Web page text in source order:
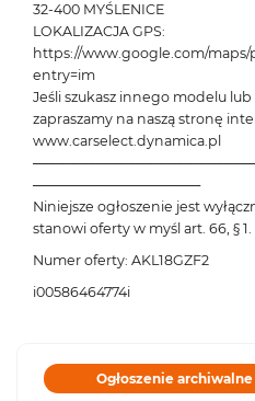
32-400 MYŚLENICE
LOKALIZACJA GPS:
https://www.google.com/maps/
entry=im
Jeśli szukasz innego modelu
zapraszamy na naszą stronę
www.carselect.dynamica.pl
─────────────────
Niniejsze ogłoszenie jest
stanowi oferty w myśl art. 66, §
Numer oferty: AKL18GZF2
i00586464774i
Ogłoszenie archiwalne